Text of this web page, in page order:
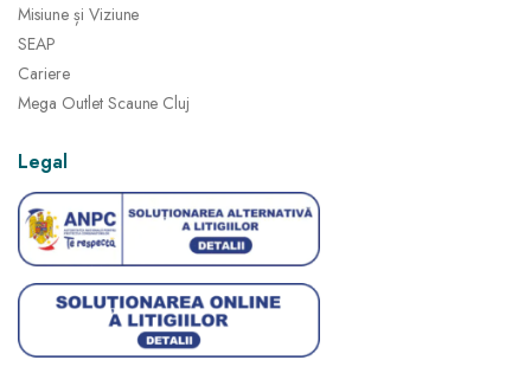
Misiune și Viziune
SEAP
Cariere
Mega Outlet Scaune Cluj
Legal